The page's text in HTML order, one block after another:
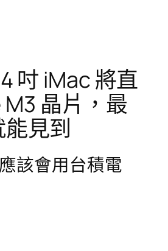
吋 iMac 將直
晶片，最
見到
該會用台積電